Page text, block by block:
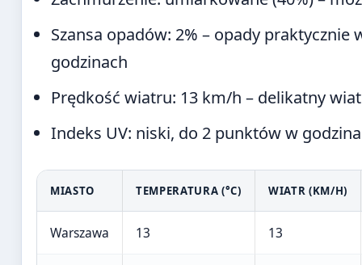
Szansa opadów: 2% – opady praktycznie
godzinach
Prędkość wiatru: 13 km/h – delikatny
Indeks UV: niski, do 2 punktów w
MIASTO TEMPERATURA (°C) WIATR (KM/H)
Warszawa 13 13